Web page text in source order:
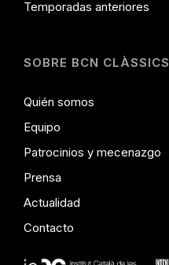
Temporadas anteriores
SOBRE BCN CLÀSSICS
Quién somos
Equipo
Patrocinios y mecenazgo
Prensa
Actualidad
Contacto